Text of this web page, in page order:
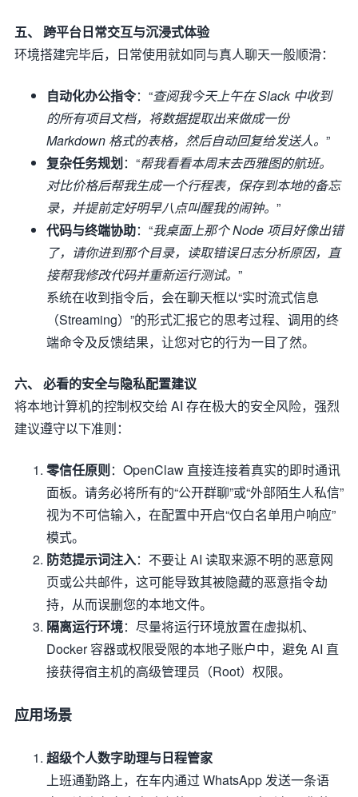
五、 跨平台日常交互与沉浸式体验
环境搭建完毕后，日常使用就如同与真人聊天一般顺滑：
自动化办公指令：“查阅我今天上午在 Slack 中收到
的所有项目文档，将数据提取出来做成一份
Markdown 格式的表格，然后自动回复给发送人。 ”
复杂任务规划：“帮我看看本周末去西雅图的航班。
对比价格后帮我生成一个行程表，保存到本地的备忘
录，并提前定好明早八点叫醒我的闹钟。 ”
代码与终端协助：“我桌面上那个 Node 项目好像出错
了，请你进到那个目录，读取错误日志分析原因，直
接帮我修改代码并重新运行测试。 ”
系统在收到指令后，会在聊天框以“实时流式信息
（Streaming）”的形式汇报它的思考过程、调用的终
端命令及反馈结果，让您对它的行为一目了然。
六、 必看的安全与隐私配置建议
将本地计算机的控制权交给 AI 存在极大的安全风险，强烈
建议遵守以下准则：
零信任原则：OpenClaw 直接连接着真实的即时通讯
面板。请务必将所有的“公开群聊”或“外部陌生人私信”
视为不可信输入，在配置中开启“仅白名单用户响应”
模式。
防范提示词注入：不要让 AI 读取来源不明的恶意网
页或公共邮件，这可能导致其被隐藏的恶意指令劫
持，从而误删您的本地文件。
隔离运行环境：尽量将运行环境放置在虚拟机、
Docker 容器或权限受限的本地子账户中，避免 AI 直
接获得宿主机的高级管理员（Root）权限。
应用场景
超级个人数字助理与日程管家
上班通勤路上，在车内通过 WhatsApp 发送一条语